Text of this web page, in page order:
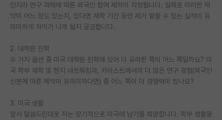
인문사회 계열 게시판
특수/전문대학원 게시판
반도체/AI 게시판
장학금/장학생 게시판
학술 정보 게시판
홍보 게시판
인지라 연구 과제에 따른 외국인 참여 제약이 걱정됩니다. 실제로 이러한 제
약이 어느 정도 있는지, 있다면 재학 기간 동안 제가 쌓을 수 있는 실적이 유
의미하게 차이가 나게 될지 궁금합니다.
2. 대학원 진학
두 가지 옵션 중 미국 대학원 진학에 있어 더 유리한 쪽이 어느 쪽일까요? 미
국 학부 재학 및 현지 네트워킹과, 카이스트에서의 더 많은 연구 경험(외국인
신분에 따른 제약이 유의미하다면) 중 어느 쪽이 더 경쟁력이 있나요?
3. 미국 생활
앞서 말씀드린대로 저는 장기적으로 미국에 남기를 희망합니다. 학부 생활을